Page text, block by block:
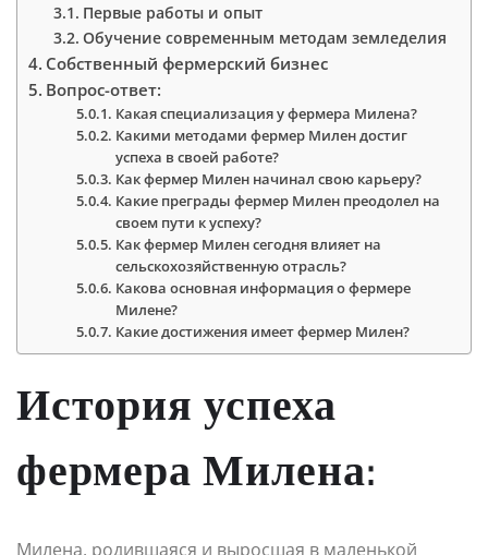
Первые работы и опыт
Обучение современным методам земледелия
Собственный фермерский бизнес
Вопрос-ответ:
Какая специализация у фермера Милена?
Какими методами фермер Милен достиг
успеха в своей работе?
Как фермер Милен начинал свою карьеру?
Какие преграды фермер Милен преодолел на
своем пути к успеху?
Как фермер Милен сегодня влияет на
сельскохозяйственную отрасль?
Какова основная информация о фермере
Милене?
Какие достижения имеет фермер Милен?
История успеха
фермера Милена:
Милена, родившаяся и выросшая в маленькой